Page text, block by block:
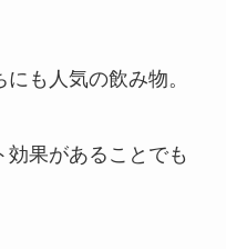
も人気の飲み物。
果があることでも